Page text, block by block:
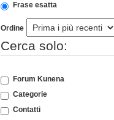
Frase esatta
Ordine
Cerca solo:
Forum Kunena
Categorie
Contatti